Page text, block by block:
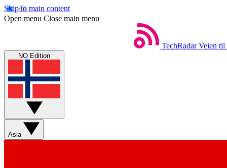
Skip to main content
Open menu Close main menu
TechRadar Veien til
NO Edition
Asia